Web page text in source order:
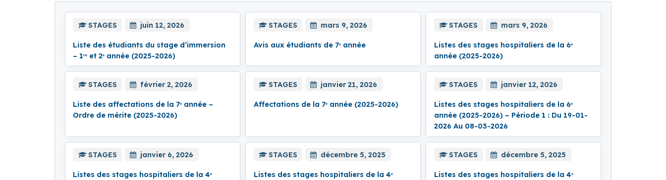
STAGES juin 12, 2026
Liste des étudiants du stage d’immersion
– 1ʳᵉ et 2ᵉ année (2025-2026)
STAGES mars 9, 2026
Avis aux étudiants de 7ᵉ année
STAGES mars 9, 2026
Listes des stages hospitaliers de la 6ᵉ
année (2025-2026)
STAGES février 2, 2026
Liste des affectations de la 7ᵉ année –
Ordre de mérite (2025-2026)
STAGES janvier 21, 2026
Affectations de la 7ᵉ année (2025-2026)
STAGES janvier 12, 2026
Listes des stages hospitaliers de la 6ᵉ
année (2025-2026) – Période 1 : Du 19-01-
2026 Au 08-03-2026
STAGES janvier 6, 2026
Listes des stages hospitaliers de la 4ᵉ
STAGES décembre 5, 2025
Listes des stages hospitaliers de la 4ᵉ
STAGES décembre 5, 2025
Listes des stages hospitaliers de la 4ᵉ